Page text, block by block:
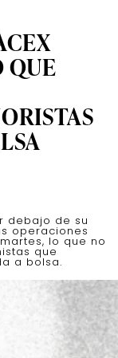
QUE
debajo de su
operaciones
lo que no
que
a bolsa.